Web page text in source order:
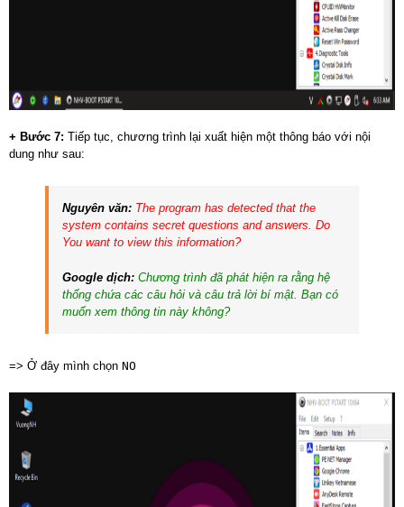
+ Bước 7: Tiếp tục, chương trình lại xuất hiện một thông báo với nội
dung như sau:
Nguyên văn: The program has detected that the
system contains secret questions and answers. Do
You want to view this information?
Google dịch: Chương trình đã phát hiện ra rằng hệ
thống chứa các câu hỏi và câu trả lời bí mật. Bạn có
muốn xem thông tin này không?
=> Ở đây mình chọn NO